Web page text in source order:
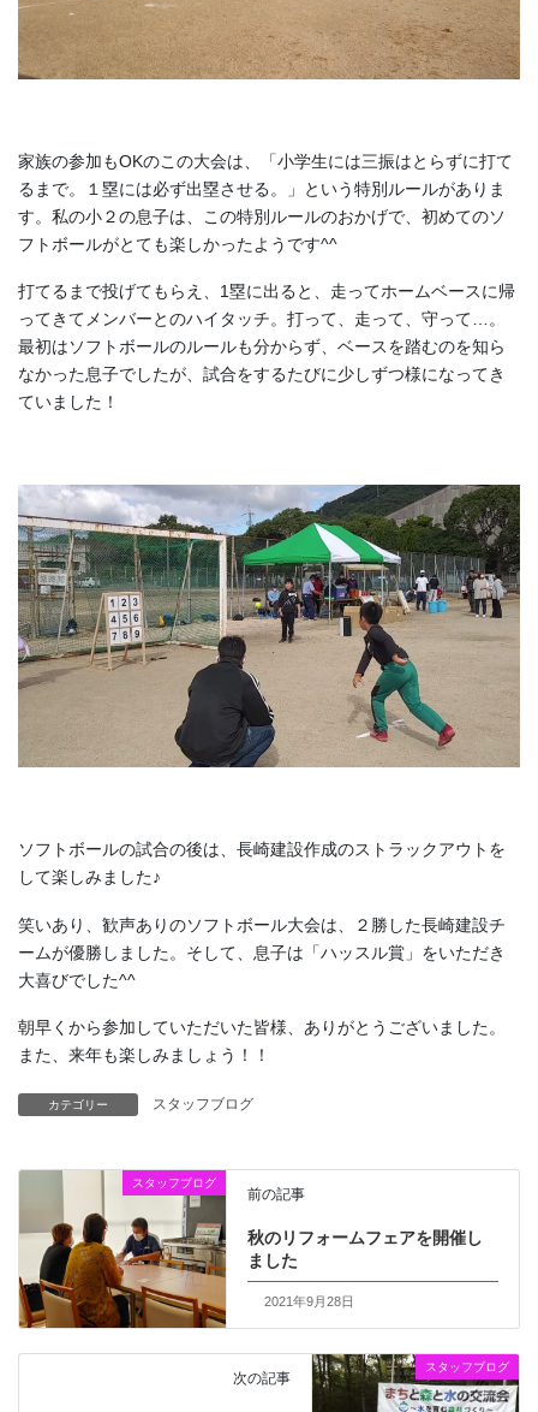
家族の参加もOKのこの大会は、「小学生には三振はとらずに打て
るまで。１塁には必ず出塁させる。」という特別ルールがありま
す。私の小２の息子は、この特別ルールのおかげで、初めてのソ
フトボールがとても楽しかったようです^^
打てるまで投げてもらえ、1塁に出ると、走ってホームベースに帰
ってきてメンバーとのハイタッチ。打って、走って、守って…。
最初はソフトボールのルールも分からず、ベースを踏むのを知ら
なかった息子でしたが、試合をするたびに少しずつ様になってき
ていました！
ソフトボールの試合の後は、長崎建設作成のストラックアウトを
して楽しみました♪
笑いあり、歓声ありのソフトボール大会は、２勝した長崎建設チ
ームが優勝しました。そして、息子は「ハッスル賞」をいただき
大喜びでした^^
朝早くから参加していただいた皆様、ありがとうございました。
また、来年も楽しみましょう！！
カテゴリー スタッフブログ
スタッフブログ
前の記事
秋のリフォームフェアを開催し
ました
2021年9月28日
スタッフブログ
次の記事